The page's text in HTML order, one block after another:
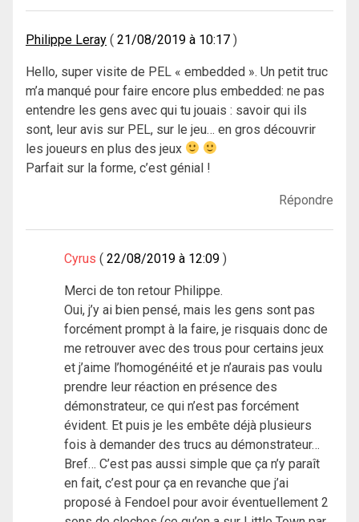
Philippe Leray 21/08/2019 à 10:17
Hello, super visite de PEL « embedded ». Un petit truc
m’a manqué pour faire encore plus embedded: ne pas
entendre les gens avec qui tu jouais : savoir qui ils
sont, leur avis sur PEL, sur le jeu… en gros découvrir
les joueurs en plus des jeux
Parfait sur la forme, c’est génial !
Répondre
Cyrus 22/08/2019 à 12:09
Merci de ton retour Philippe.
Oui, j’y ai bien pensé, mais les gens sont pas
forcément prompt à la faire, je risquais donc de
me retrouver avec des trous pour certains jeux
et j’aime l’homogénéité et je n’aurais pas voulu
prendre leur réaction en présence des
démonstrateur, ce qui n’est pas forcément
évident. Et puis je les embête déjà plusieurs
fois à demander des trucs au démonstrateur…
Bref… C’est pas aussi simple que ça n’y paraît
en fait, c’est pour ça en revanche que j’ai
proposé à Fendoel pour avoir éventuellement 2